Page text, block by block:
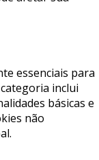
essenciais para
inclui
básicas e
não